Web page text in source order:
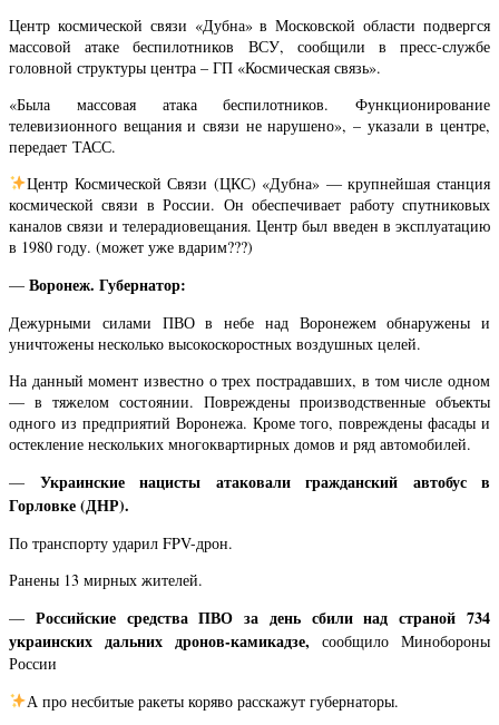
Центр космической связи «Дубна» в Московской области подвергся
массовой атаке беспилотников ВСУ, сообщили в пресс-службе
головной структуры центра – ГП «Космическая связь».
«Была массовая атака беспилотников. Функционирование
телевизионного вещания и связи не нарушено», – указали в центре,
передает ТАСС.
Центр Космической Связи (ЦКС) «Дубна» — крупнейшая станция
космической связи в России. Он обеспечивает работу спутниковых
каналов связи и телерадиовещания. Центр был введен в эксплуатацию
в 1980 году. (может уже вдарим???)
— Воронеж. Губернатор:
Дежурными силами ПВО в небе над Воронежем обнаружены и
уничтожены несколько высокоскоростных воздушных целей.
На данный момент известно о трех пострадавших, в том числе одном
— в тяжелом состоянии. Повреждены производственные объекты
одного из предприятий Воронежа. Кроме того, повреждены фасады и
остекление нескольких многоквартирных домов и ряд автомобилей.
— Украинские нацисты атаковали гражданский автобус в
Горловке (ДНР).
По транспорту ударил FPV-дрон.
Ранены 13 мирных жителей.
— Российские средства ПВО за день сбили над страной 734
украинских дальних дронов-камикадзе, сообщило Минобороны
России
А про несбитые ракеты коряво расскажут губернаторы.